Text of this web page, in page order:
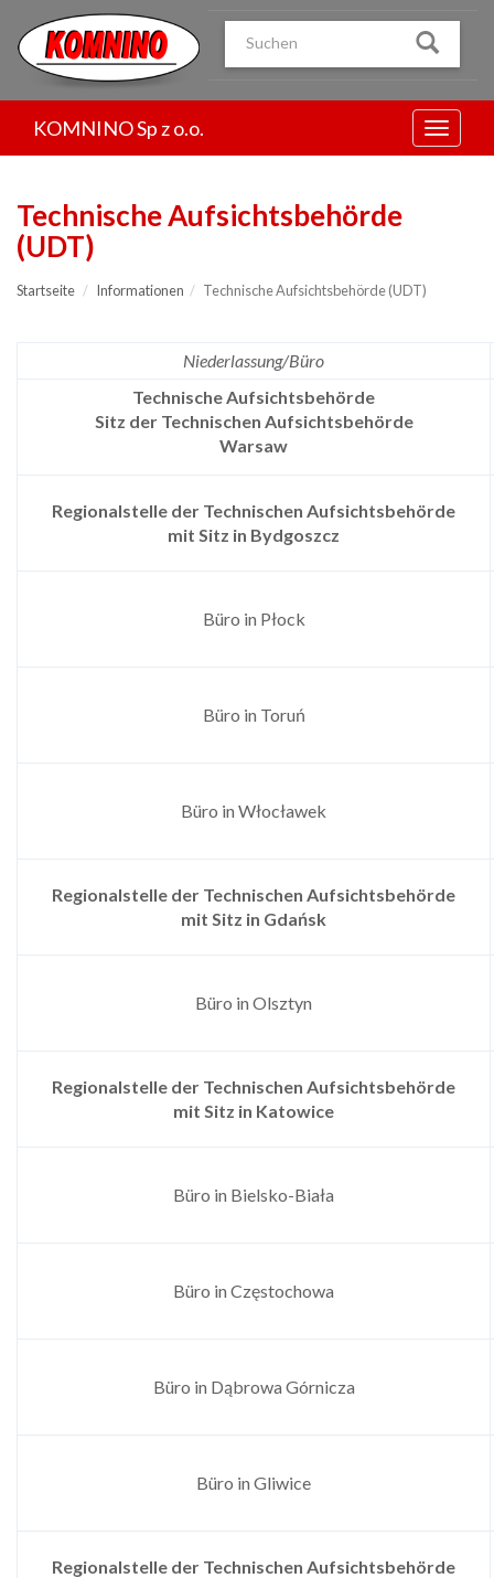
treści
Menu
KOMNINO Sp z o.o.
Technische Aufsichtsbehörde
(UDT)
Startseite Informationen Technische Aufsichtsbehörde (UDT)
Niederlassung/Büro
Technische Aufsichtsbehörde
Sitz der Technischen Aufsichtsbehörde
Warsaw
Regionalstelle der Technischen Aufsichtsbehörde
mit Sitz in Bydgoszcz
Büro in Płock
Büro in Toruń
Büro in Włocławek
Regionalstelle der Technischen Aufsichtsbehörde
mit Sitz in Gdańsk
Büro in Olsztyn
Regionalstelle der Technischen Aufsichtsbehörde
mit Sitz in Katowice
Büro in Bielsko-Biała
Büro in Częstochowa
Büro in Dąbrowa Górnicza
Büro in Gliwice
Regionalstelle der Technischen Aufsichtsbehörde